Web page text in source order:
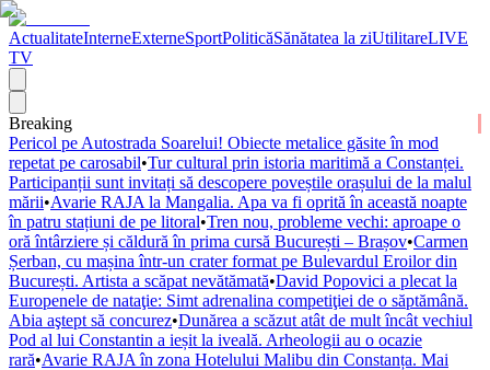
ActualitateInterneExterneSportPoliticăSănătatea la ziUtilitareLIVE
TV
Breaking
Pericol pe Autostrada Soarelui! Obiecte metalice găsite în mod
repetat pe carosabil•Tur cultural prin istoria maritimă a Constanței.
Participanții sunt invitați să descopere poveștile orașului de la malul
mării•Avarie RAJA la Mangalia. Apa va fi oprită în această noapte
în patru stațiuni de pe litoral•Tren nou, probleme vechi: aproape o
oră întârziere și căldură în prima cursă București – Brașov•Carmen
Șerban, cu mașina într-un crater format pe Bulevardul Eroilor din
București. Artista a scăpat nevătămată•David Popovici a plecat la
Europenele de nataţie: Simt adrenalina competiţiei de o săptămână.
Abia aştept să concurez•Dunărea a scăzut atât de mult încât vechiul
Pod al lui Constantin a ieșit la iveală. Arheologii au o ocazie
rară•Avarie RAJA în zona Hotelului Malibu din Constanța. Mai